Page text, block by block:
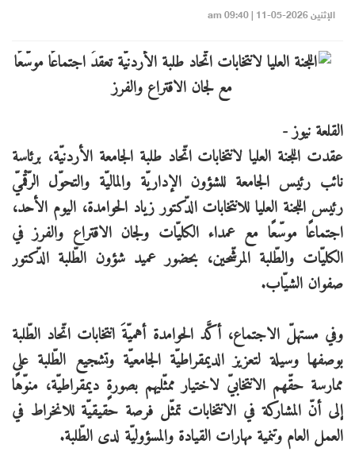
الإثنين 2026-05-11 | 09:40 am
القلعة نيوز -
عقدت اللجنة العليا لانتخابات اتّحاد طلبة الجامعة الأردنيّة، برئاسة
نائب رئيس الجامعة للشؤون الإداريّة والماليّة والتحوّل الرّقْميّ
رئيس اللجنة العليا للانتخابات الدّكتور زياد الحوامدة، اليوم الأحد،
اجتماعًا موسّعًا مع عمداء الكليّات ولجان الاقتراع والفرز في
الكليّات والطّلبة المرشّحين، بحضور عميد شؤون الطّلبة الدّكتور
صفوان الشيّاب.
وفي مستهلّ الاجتماع، أكَّد الحوامدة أهميّةَ انتخابات اتّحاد الطّلبة
بوصفها وسيلة لتعزيز الديمقراطيّة الجامعيّة وتشجيع الطّلبة على
ممارسة حقّهم الانتخابيّ لاختيار ممثّليهم بصورةٍ ديمقراطيّة، منوّهًا
إلى أنّ المشاركة في الانتخابات تمثّل فرصة حقيقيّة للانخراط في
العمل العام وتنمية مهارات القيادة والمسؤوليّة لدى الطّلبة.